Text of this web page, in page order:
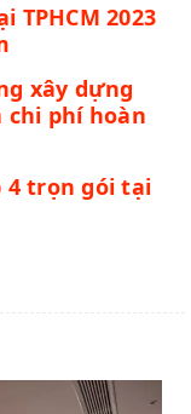
TPHCM 2023
xây dựng
chi phí hoàn
4 trọn gói tại